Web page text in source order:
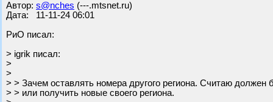
Автор: s@nches (---.mtsnet.ru)
Дата: 11-11-24 06:01
РиО писал:
> igrik писал:
>
>
> > Зачем оставлять номера другого региона. Считаю должен
> > или получить новые своего региона.